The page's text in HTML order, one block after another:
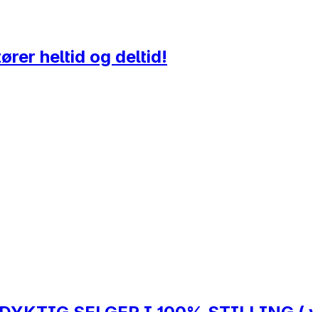
heltid og deltid!